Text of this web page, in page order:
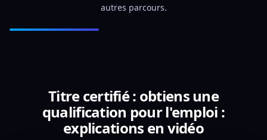
autres parcours.
Titre certifié : obtiens une
qualification pour l'emploi :
explications en vidéo